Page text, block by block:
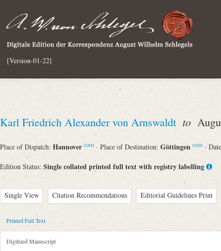
[Version-01-22]
Karl Friedrich Alexander von Arnswaldt to
Place of Dispatch: Hannover GND · Place of Destination: Göttingen GND ·
Edition Status: Single collated printed full text with registry labelling
Single View Citation Recommendations Editorial Guidelines Print
Metadata Concerning Header
Sender: Karl Friedrich Alexander von Arnswaldt
Recipient: August Wilhelm von Schlegel
Printed Full Text
Digitized Manuscript